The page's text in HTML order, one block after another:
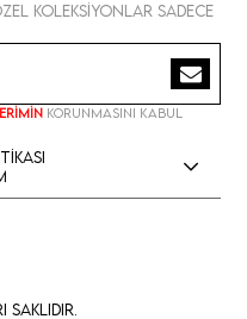
koleksiyonlar sadece
korunmasını kabul
Saklıdır.